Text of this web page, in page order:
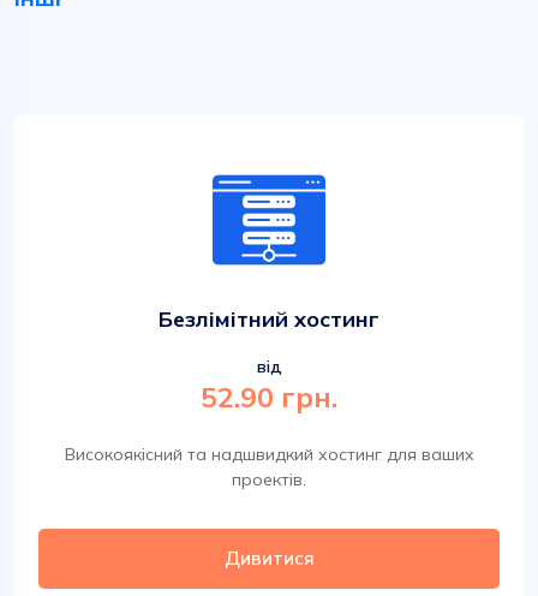
Безлімітний хостинг
від
52.90 грн.
Високоякісний та надшвидкий хостинг для ваших
проектів.
Дивитися